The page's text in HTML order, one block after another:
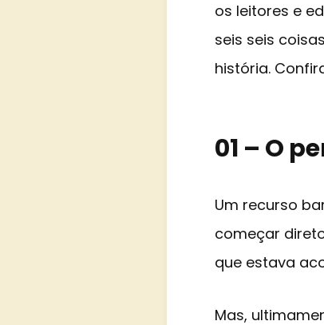
os leitores e
seis seis
história.
01 – O
Um recurso
começar
que estava
Mas,